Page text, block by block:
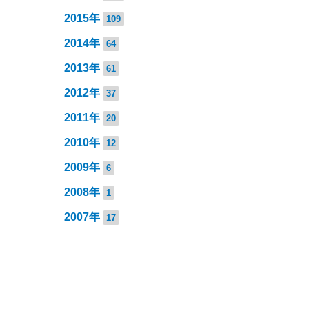
2015年 109
2014年 64
2013年 61
2012年 37
2011年 20
2010年 12
2009年 6
2008年 1
2007年 17